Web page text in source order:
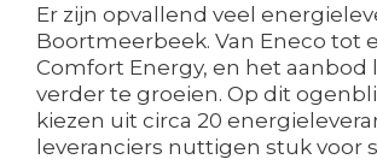
Er zijn opvallend veel
Boortmeerbeek. Van Eneco tot
Comfort Energy, en het aanbod
verder te groeien. Op dit
kiezen uit circa 20
leveranciers nuttigen stuk voor